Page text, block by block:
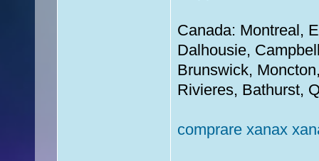
Canada: Montreal,
Dalhousie,
Brunswick,
Rivieres, Bathurst,
comprare xanax